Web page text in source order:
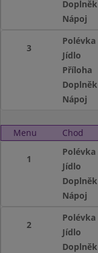
Doplněk
Nápoj
3
Polévka
Jídlo
Příloha
Doplněk
Nápoj
Menu Chod
1
Polévka
Jídlo
Doplněk
Nápoj
2
Polévka
Jídlo
Doplněk